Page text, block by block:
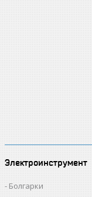
Электроинструмент
Болгарки